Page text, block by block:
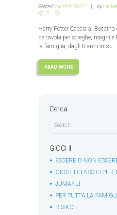
PostedMarzo 9, 2022 by
0
Harry Potter Caccia al Boccino
da tavola per streghe, maghi
la famiglia, dagli 8 anni in su
READ MORE
Cerca
GIOCHI
ESSERE O NON
GIOCHI CLASSICI PER
JUMANJI
PER TUTTA LA
RISIKO